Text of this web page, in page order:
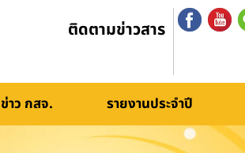
ติดตามข่าวสาร
ข่าว กสจ. รายงานประจำปี